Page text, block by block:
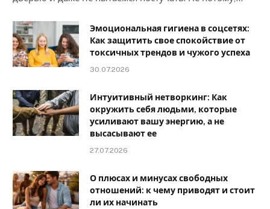
Эмоциональная гигиена в соцсетях:
Как защитить свое спокойствие от
токсичных трендов и чужого успеха
30.07.2026
Интуитивный нетворкинг: Как
окружить себя людьми, которые
усиливают вашу энергию, а не
высасывают ее
27.07.2026
О плюсах и минусах свободных
отношений: к чему приводят и стоит
ли их начинать